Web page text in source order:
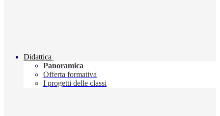
Didattica
Panoramica
Offerta formativa
I progetti delle classi